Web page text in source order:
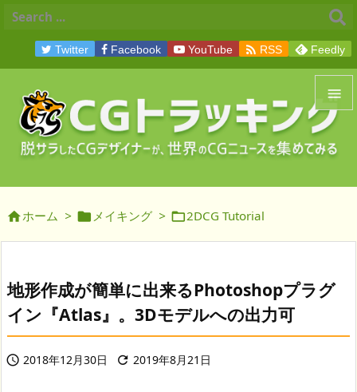


メニュ
前へ
次へ
Twitter Facebook YouTube  RSS Feedly
ホーム >  メイキング > 2DCG Tutorial
地形作成が簡単に出来るPhotoshopプラグ
イン『Atlas』。3Dモデルへの出力可
 2018年12月30日  2019年8月21日